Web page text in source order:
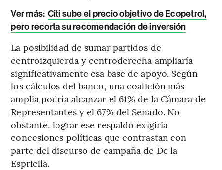
Ver más: Citi sube el precio objetivo de Ecopetrol,
pero recorta su recomendación de inversión
La posibilidad de sumar partidos de
centroizquierda y centroderecha ampliaría
significativamente esa base de apoyo. Según
los cálculos del banco, una coalición más
amplia podría alcanzar el 61% de la Cámara de
Representantes y el 67% del Senado. No
obstante, lograr ese respaldo exigiría
concesiones políticas que contrastan con
parte del discurso de campaña de De la
Espriella.